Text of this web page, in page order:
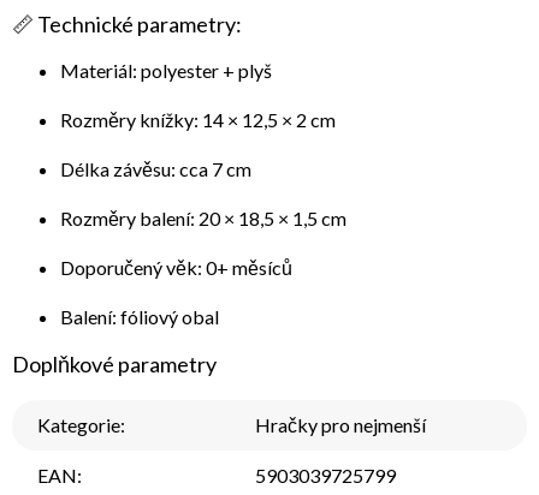
📏 Technické parametry:
Materiál: polyester + plyš
Rozměry knížky: 14 × 12,5 × 2 cm
Délka závěsu: cca 7 cm
Rozměry balení: 20 × 18,5 × 1,5 cm
Doporučený věk: 0+ měsíců
Balení: fóliový obal
Doplňkové parametry
Kategorie: Hračky pro nejmenší
EAN: 5903039725799